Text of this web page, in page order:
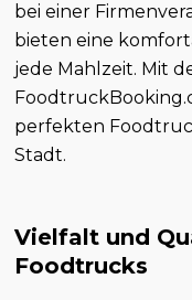
bei einer
bieten eine
jede Mahlzeit. Mit
perfekten
Stadt.
Vielfalt und
Foodtrucks